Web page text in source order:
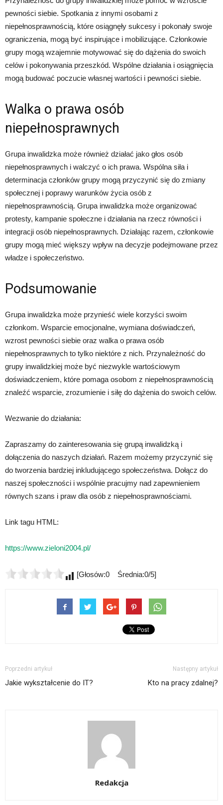
pewności siebie. Spotkania z innymi osobami z
niepełnosprawnością, które osiągnęły sukcesy i pokonały swoje
ograniczenia, mogą być inspirujące i mobilizujące. Członkowie
grupy mogą wzajemnie motywować się do dążenia do swoich
celów i pokonywania przeszkód. Wspólne działania i osiągnięcia
mogą budować poczucie własnej wartości i pewności siebie.
Walka o prawa osób
niepełnosprawnych
Grupa inwalidzka może również działać jako głos osób
niepełnosprawnych i walczyć o ich prawa. Wspólna siła i
determinacja członków grupy mogą przyczynić się do zmiany
społecznej i poprawy warunków życia osób z
niepełnosprawnością. Grupa inwalidzka może organizować
protesty, kampanie społeczne i działania na rzecz równości i
integracji osób niepełnosprawnych. Działając razem, członkowie
grupy mogą mieć większy wpływ na decyzje podejmowane przez
władze i społeczeństwo.
Podsumowanie
Grupa inwalidzka może przynieść wiele korzyści swoim
członkom. Wsparcie emocjonalne, wymiana doświadczeń,
wzrost pewności siebie oraz walka o prawa osób
niepełnosprawnych to tylko niektóre z nich. Przynależność do
grupy inwalidzkiej może być niezwykle wartościowym
doświadczeniem, które pomaga osobom z niepełnosprawnością
znaleźć wsparcie, zrozumienie i siłę do dążenia do swoich celów.
Wezwanie do działania:
Zapraszamy do zainteresowania się grupą inwalidzką i
dołączenia do naszych działań. Razem możemy przyczynić się
do tworzenia bardziej inkludującego społeczeństwa. Dołącz do
naszej społeczności i wspólnie pracujmy nad zapewnieniem
równych szans i praw dla osób z niepełnosprawnościami.
Link tagu HTML:
https://www.zieloni2004.pl/
[Głosów:0 Średnia:0/5]
Poprzedni artykuł
Jakie wykształcenie do IT?
Następny artykuł
Kto na pracy zdalnej?
Redakcja